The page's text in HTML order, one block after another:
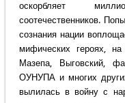
оскорбляет
соотечественников.
сознания нации
мифических героях,
Мазепа, Выговский,
ОУНУПА и многих
вылилась в войну с